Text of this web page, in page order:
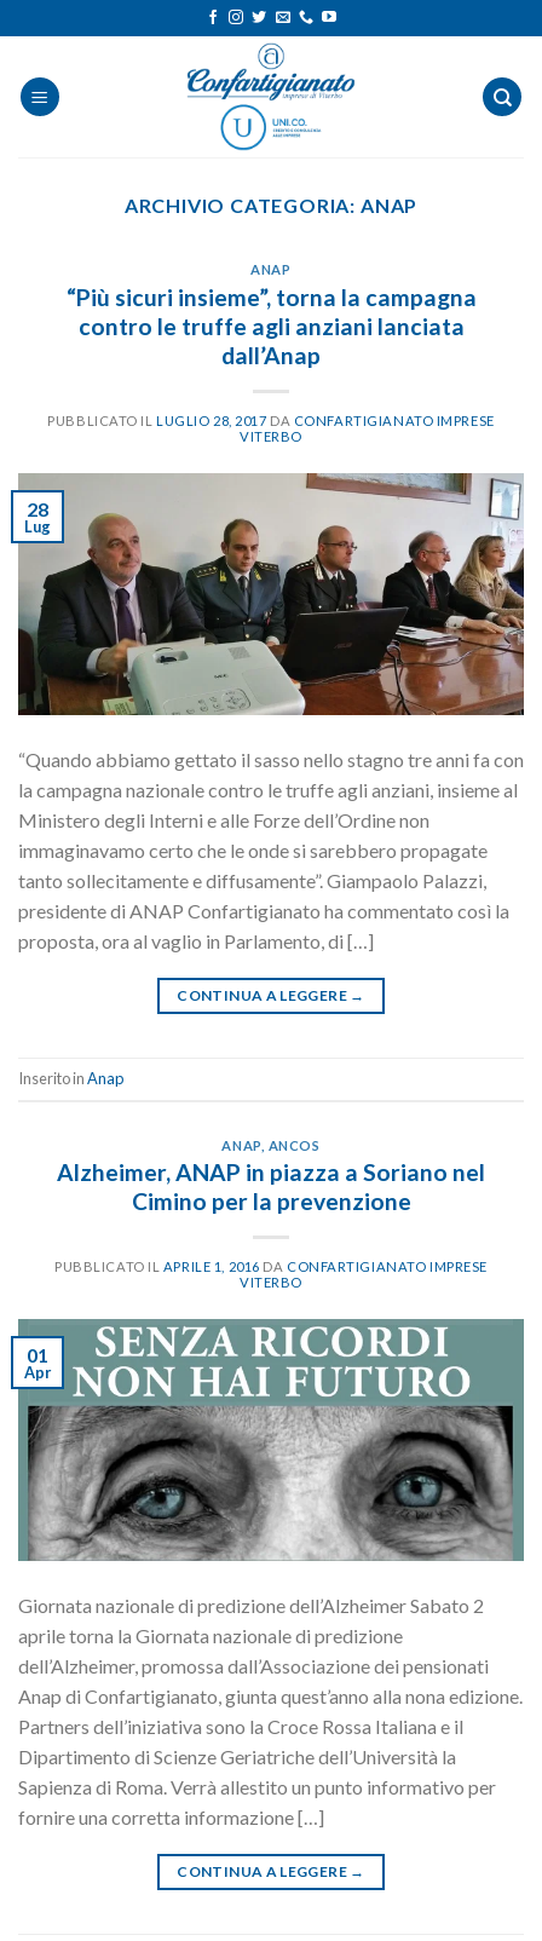
ai
contenuti
ARCHIVIO CATEGORIA: ANAP
ANAP
“Più sicuri insieme”, torna la campagna
contro le truffe agli anziani lanciata
dall’Anap
PUBBLICATO ILLUGLIO 28, 2017 DA CONFARTIGIANATO IMPRESE
VITERBO
28
Lug
“Quando abbiamo gettato il sasso nello stagno tre anni fa con
la campagna nazionale contro le truffe agli anziani, insieme al
Ministero degli Interni e alle Forze dell’Ordine non
immaginavamo certo che le onde si sarebbero propagate
tanto sollecitamente e diffusamente”. Giampaolo Palazzi,
presidente di ANAP Confartigianato ha commentato così la
proposta, ora al vaglio in Parlamento, di […]
CONTINUA A LEGGERE →
Inserito inAnap
ANAP ANCOS
Alzheimer, ANAP in piazza a Soriano nel
Cimino per la prevenzione
PUBBLICATO IL APRILE 1, 2016 DA CONFARTIGIANATO IMPRESE
VITERBO
01
Apr
Giornata nazionale di predizione dell’Alzheimer Sabato 2
aprile torna la Giornata nazionale di predizione
dell’Alzheimer, promossa dall’Associazione dei pensionati
Anap di Confartigianato, giunta quest’anno alla nona edizione.
Partners dell’iniziativa sono la Croce Rossa Italiana e il
Dipartimento di Scienze Geriatriche dell’Università la
Sapienza di Roma. Verrà allestito un punto informativo per
fornire una corretta informazione […]
CONTINUA A LEGGERE →